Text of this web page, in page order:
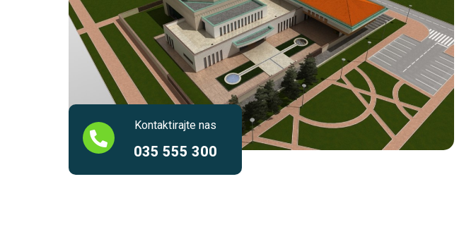
Kontaktirajte nas
035 555 300